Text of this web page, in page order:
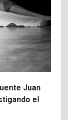
Juan
el